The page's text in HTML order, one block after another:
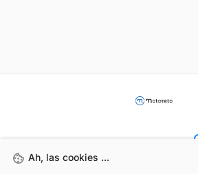
Ah, las cookies ...